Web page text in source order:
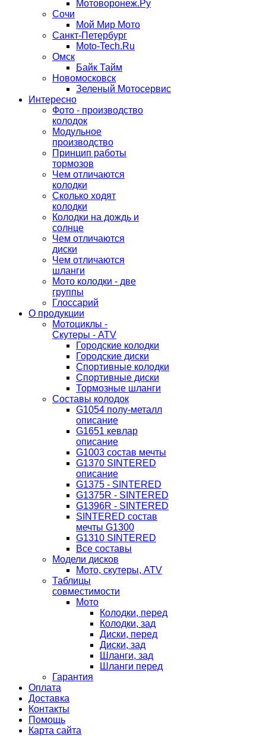
Мотоворонеж.Ру
Сочи
Мой Мир Мото
Санкт-Петербург
Moto-Tech.Ru
Омск
Байк Тайм
Новомосковск
Зеленый Мотосервис
Интересно
Фото - производство
колодок
Модульное
производство
Принцип работы
тормозов
Чем отличаются
колодки
Сколько ходят
колодки
Колодки на дождь и
солнце
Чем отличаются
диски
Чем отличаются
шланги
Мото колодки - две
группы
Глоссарий
О продукции
Мотоциклы -
Скутеры - ATV
Городские колодки
Городские диски
Спортивные колодки
Спортивные диски
Тормозные шланги
Составы колодок
G1054 полу-металл
описание
G1651 кевлар
описание
G1003 состав мечты
G1370 SINTERED
описание
G1375 - SINTERED
G1375R - SINTERED
G1396R - SINTERED
SINTERED состав
мечты G1300
G1310 SINTERED
Все составы
Модели дисков
Мото, скутеры, ATV
Таблицы
совместимости
Мото
Колодки, перед
Колодки, зад
Диски, перед
Диски, зад
Шланги, зад
Шланги перед
Гарантия
Оплата
Доставка
Контакты
Помощь
Карта сайта